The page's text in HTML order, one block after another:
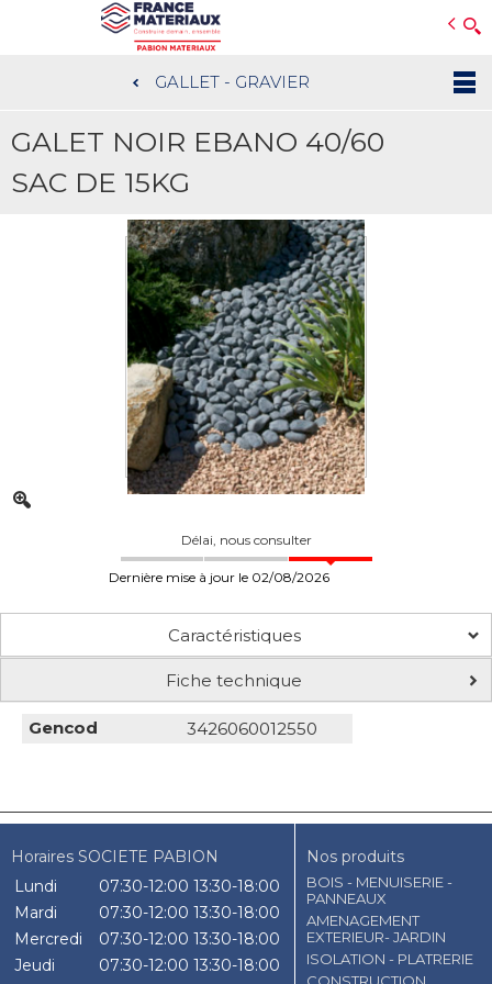
au
contenu
GALLET - GRAVIER
GALET NOIR EBANO 40/60
SAC DE 15KG
Délai, nous consulter
Dernière mise à jour le 02/08/2026
Caractéristiques
Fiche technique
Gencod 3426060012550
Horaires SOCIETE PABION
Lundi
07:30-12:00 13:30-18:00
Mardi
07:30-12:00 13:30-18:00
Mercredi
07:30-12:00 13:30-18:00
Jeudi
07:30-12:00 13:30-18:00
Nos produits
BOIS - MENUISERIE -
PANNEAUX
AMENAGEMENT
EXTERIEUR- JARDIN
ISOLATION - PLATRERIE